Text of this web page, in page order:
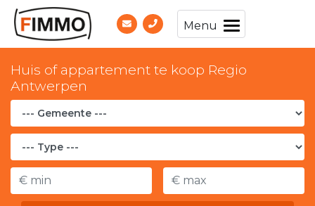
Menu
Huis of appartement te koop Regio
Antwerpen